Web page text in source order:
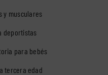
y musculares
deportistas
para bebés
tercera edad